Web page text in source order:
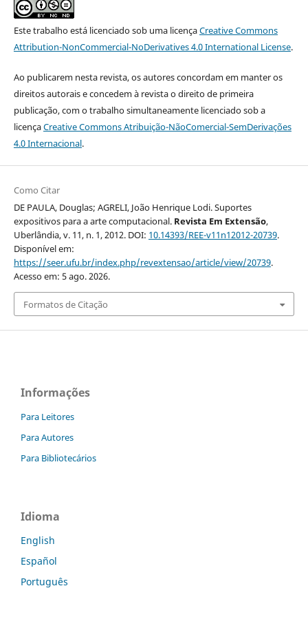
Este trabalho está licenciado sob uma licençaCreative Commons
Attribution-NonCommercial-NoDerivatives 4.0 International License.
Ao publicarem nesta revista, os autores concordam em manter os
direitos autorais e concedem à revista o direito de primeira
publicação, com o trabalho simultaneamente licenciado sob a
licençaCreative Commons Atribuição-NãoComercial-SemDerivações
4.0 Internacional.
Como Citar
DE PAULA, Douglas; AGRELI, João Henrique Lodi. Suportes
expositivos para a arte computacional. Revista Em Extensão,
Uberlândia, v. 11, n. 1, 2012. DOI: 10.14393/REE-v11n12012-20739.
Disponível em:
https://seer.ufu.br/index.php/revextensao/article/view/20739.
Acesso em: 5 ago. 2026.
Formatos de Citação
Informações
Para Leitores
Para Autores
Para Bibliotecários
Idioma
English
Español
Português